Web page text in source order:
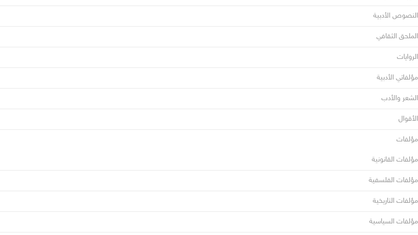
النصوص الأدبية
الملحق الثقافي
الروايات
مؤلفاتي الأدبية
الشعر والأدب
الأقوال
مؤلفات
مؤلفات القانونية
مؤلفات الفلسفية
مؤلفات التاريخية
مؤلفات السياسية